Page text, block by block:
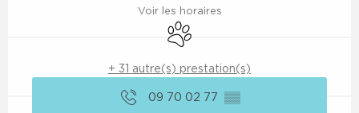
Voir les horaires
Animaux acceptés
+ 31 autre(s) prestation(s)
09 70 02 77 ▒▒